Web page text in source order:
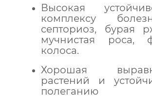
Высокая
комплексу
септориоз, бурая
мучнистая роса,
колоса.
Хорошая
растений и
полеганию